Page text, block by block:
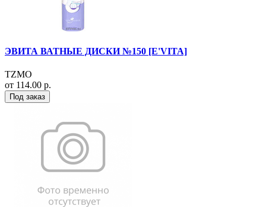
ЭВИТА ВАТНЫЕ ДИСКИ №150 [E'VITA]
TZMO
от 114.00 р.
Под заказ